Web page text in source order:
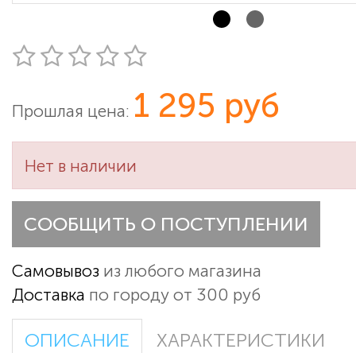
Прошлая цена: 1 295 руб
Нет в наличии
СООБЩИТЬ О ПОСТУПЛЕНИИ
Самовывоз из любого магазина
Доставка по городу от 300 руб
ОПИСАНИЕ ХАРАКТЕРИСТИКИ